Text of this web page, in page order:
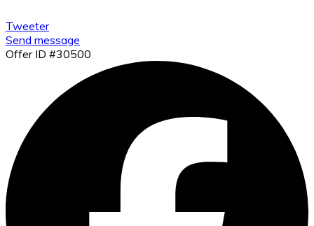
Tweeter
Send message
Offer ID #30500